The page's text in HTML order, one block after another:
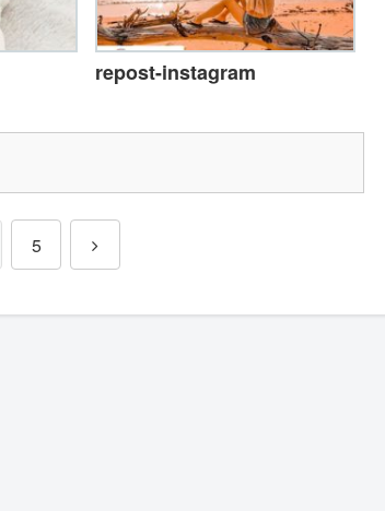
repost-instagram
5